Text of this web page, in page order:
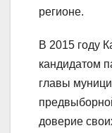
регионе.
В 2015 году
кандидатом
главы
доверие